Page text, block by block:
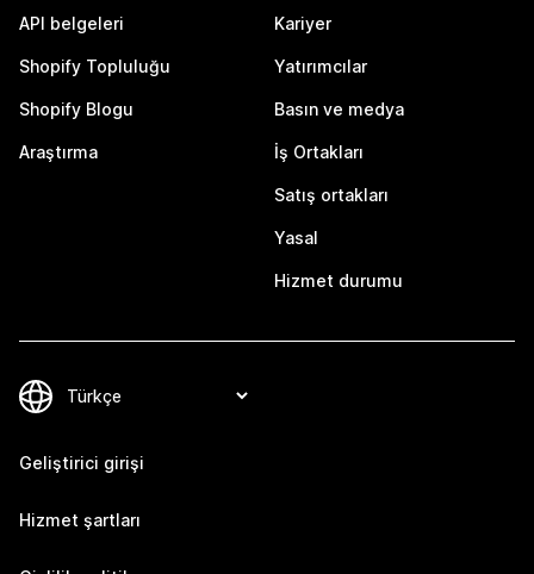
API belgeleri
Shopify Topluluğu
Shopify Blogu
Araştırma
Kariyer
Yatırımcılar
Basın ve medya
İş Ortakları
Satış ortakları
Yasal
Hizmet durumu
Geliştirici girişi
Hizmet şartları